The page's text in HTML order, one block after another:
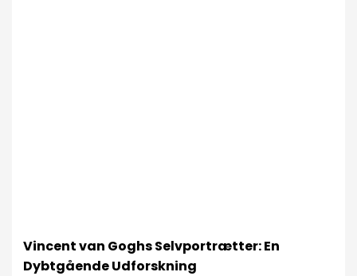
Vincent van Goghs Selvportrætter: En
Dybtgående Udforskning